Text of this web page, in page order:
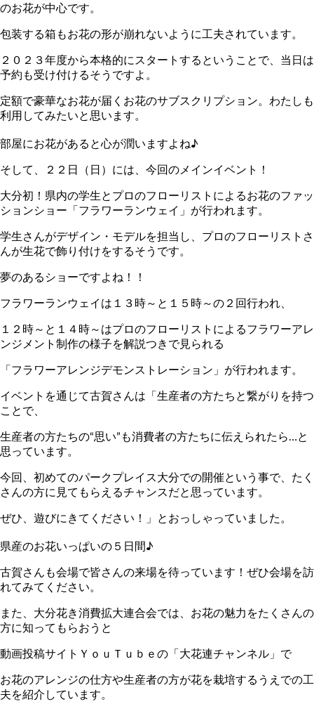
のお花が中心です。
包装する箱もお花の形が崩れないように工夫されています。
２０２３年度から本格的にスタートするということで、当日は
予約も受け付けるそうですよ。
定額で豪華なお花が届くお花のサブスクリプション。わたしも
利用してみたいと思います。
部屋にお花があると心が潤いますよね♪
そして、２２日（日）には、今回のメインイベント！
大分初！県内の学生とプロのフローリストによるお花のファッ
ションショー「フラワーランウェイ」が行われます。
学生さんがデザイン・モデルを担当し、プロのフローリストさ
んが生花で飾り付けをするそうです。
夢のあるショーですよね！！
フラワーランウェイは１３時～と１５時～の２回行われ、
１２時～と１４時～はプロのフローリストによるフラワーアレ
ンジメント制作の様子を解説つきで見られる
「フラワーアレンジデモンストレーション」が行われます。
イベントを通じて古賀さんは「生産者の方たちと繋がりを持つ
ことで、
生産者の方たちの“思い”も消費者の方たちに伝えられたら…と
思っています。
今回、初めてのパークプレイス大分での開催という事で、たく
さんの方に見てもらえるチャンスだと思っています。
ぜひ、遊びにきてください！」とおっしゃっていました。
県産のお花いっぱいの５日間♪
古賀さんも会場で皆さんの来場を待っています！ぜひ会場を訪
れてみてください。
また、大分花き消費拡大連合会では、お花の魅力をたくさんの
方に知ってもらおうと
動画投稿サイトＹｏｕＴｕｂｅの「大花連チャンネル」で
お花のアレンジの仕方や生産者の方が花を栽培するうえでの工
夫を紹介しています。